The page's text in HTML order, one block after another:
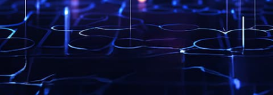
الرابع والخامس وAMD Ryzen™ Threadripper™ 7000
وPRO 7000WX، وتتيح كسر السرعة التلقائي مع استقرار
ممتاز، مما يجعلها قادرة على التعامل مع مهام الحوسبة
السريعة بكفاءة.
*منتجات ذاكرة زيادة السرعة من سلسلة DDR5 مجهزة بتقنية
Intel XMP 3.0 وAMD EXPO (ملفات تعريف ممتدة لزيادة